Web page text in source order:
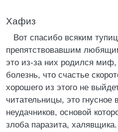
Хафиз
Вот спасибо всяким
препятствовавшим
это из-за них родился
болезнь, что счастье
хорошего из этого не
читательницы, это гнусное
неудачников, основой
злоба паразита,